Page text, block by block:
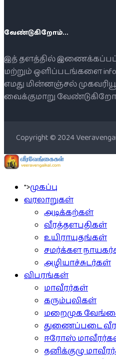
வேண்டுகிறோம்...
இத் தளத்தில்
மற்றும் ஒளிப்படங்களை
எமது மின்னஞ்சல்
வைக்குமாறு
Copyright © 2024
">முகப்பு
வரலாறுகள்
அடிக்கற்கள்
வீரத்தளபதிகள்
உயிராயுதங்கள்
சமர்க்கள
அழியாச்சுடர்கள்
விபரங்கள்
மாவீரர்கள்
கரும்புலிகள்
மறைமுக
துணைப்படை
ஈரோஸ்
தனிக்குழு